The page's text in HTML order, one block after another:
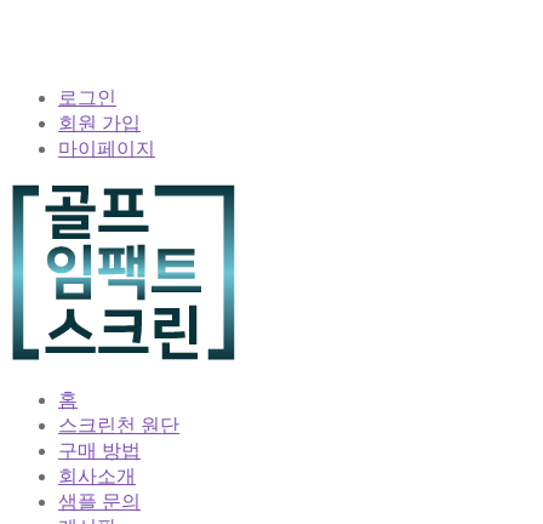
로그인
회원 가입
마이페이지
홈
스크린천 원단
구매 방법
회사소개
샘플 문의